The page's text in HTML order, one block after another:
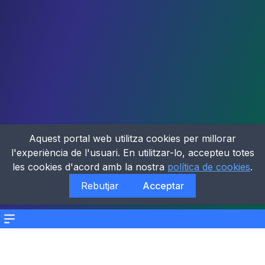
Menu
Aquest portal web utilitza cookies per millorar
l'experiència de l'usuari. En utilitzar-lo, accepteu totes
les cookies d'acord amb la nostra política de cookies.
Rebutjar
Acceptar